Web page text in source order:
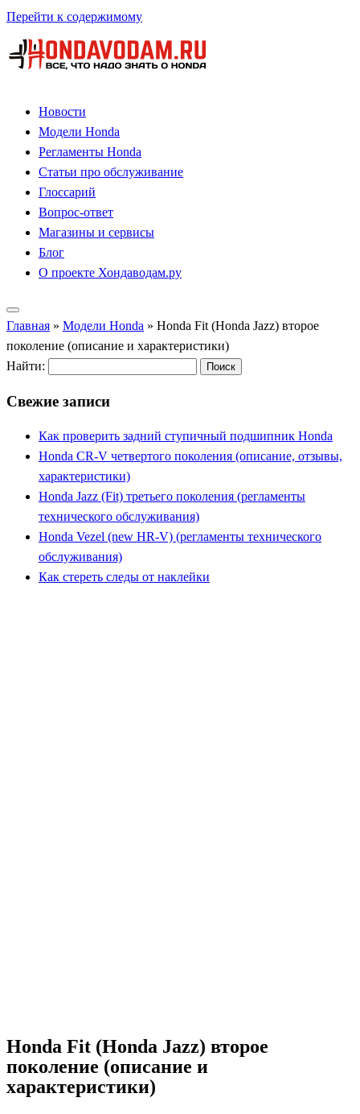
Перейти к содержимому
Новости
Модели Honda
Регламенты Honda
Статьи про обслуживание
Глоссарий
Вопрос-ответ
Магазины и сервисы
Блог
О проекте Хондаводам.ру
Главная » Модели Honda » Honda Fit (Honda Jazz) второе
поколение (описание и характеристики)
Найти:
Свежие записи
Как проверить задний ступичный подшипник Honda
Honda CR-V четвертого поколения (описание, отзывы,
характеристики)
Honda Jazz (Fit) третьего поколения (регламенты
технического обслуживания)
Honda Vezel (new HR-V) (регламенты технического
обслуживания)
Как стереть следы от наклейки
Honda Fit (Honda Jazz) второе
поколение (описание и
характеристики)